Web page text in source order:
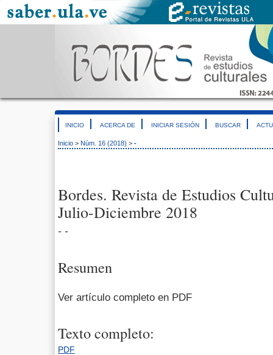
INICIO ACERCA DE INICIAR SESIÓN BUSCAR
Inicio > Núm. 16 (2018) > -
Bordes. Revista de Estudios
Julio-Diciembre 2018
- -
Resumen
Ver artículo completo en PDF
Texto completo:
PDF